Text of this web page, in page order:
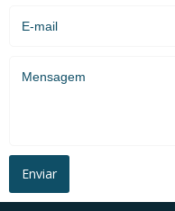
E-mail
Mensagem